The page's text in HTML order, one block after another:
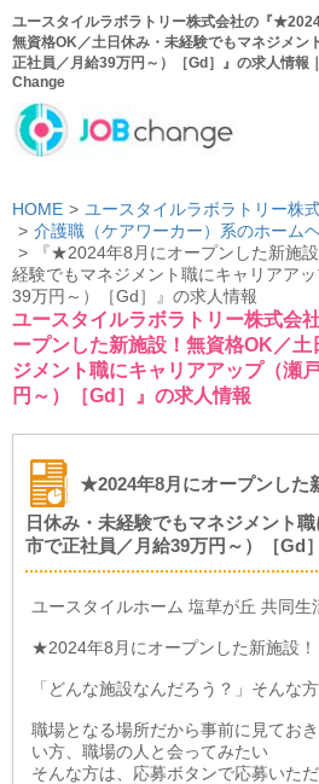
ユースタイルラボラトリー株式会社の『
無資格OK／土日休み・未経験でもマネジメン
正社員／月給39万円～）［Gd］』の求人情報
Change
HOME
ユースタイルラボラトリー株
介護職（ケアワーカー）系のホーム
『★2024年8月にオープンした新施
経験でもマネジメント職にキャリアア
39万円～）［Gd］』の求人情報
ユースタイルラボラトリー株式会
ープンした新施設！無資格OK／
ジメント職にキャリアアップ（瀬
円～）［Gd］』の求人情報
★2024年8月にオープンした
日休み・未経験でもマネジメント
市で正社員／月給39万円～）［Gd］
ユースタイルホーム 塩草が丘 共同生
★2024年8月にオープンした新施設！
「どんな施設なんだろう？」そんな
職場となる場所だから事前に見てお
い方、職場の人と会ってみたい
そんな方は、応募ボタンで応募いた